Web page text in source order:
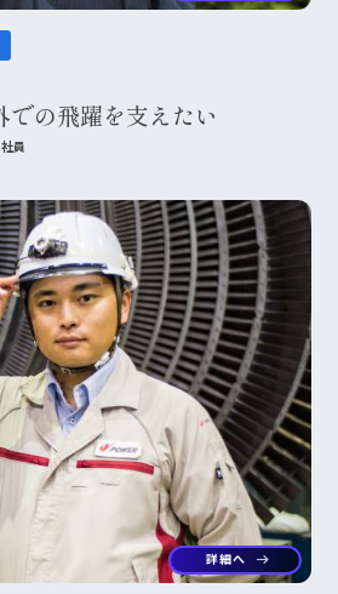
の飛躍を支えたい
員
詳細へ arrow_right_alt